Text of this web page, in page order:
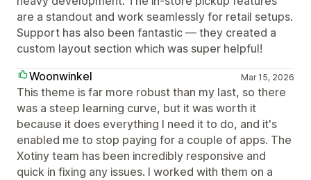
are a standout and work seamlessly for retail setups.
Support has also been fantastic — they created a
custom layout section which was super helpful!
Woonwinkel
Mar 15, 2026
This theme is far more robust than my last, so there
was a steep learning curve, but it was worth it
because it does everything I need it to do, and it's
enabled me to stop paying for a couple of apps. The
Xotiny team has been incredibly responsive and
quick in fixing any issues. I worked with them on a